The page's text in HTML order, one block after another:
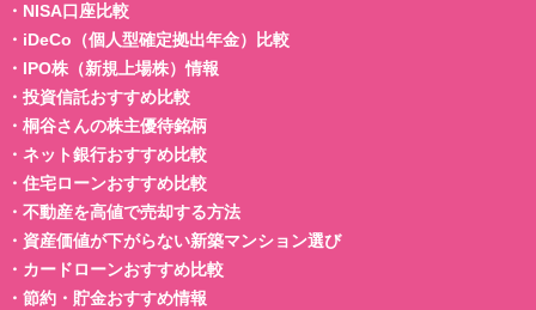
・ NISA口座比較
・ iDeCo（個人型確定拠出年金）比較
・ IPO株（新規上場株）情報
・ 投資信託おすすめ比較
・ 桐谷さんの株主優待銘柄
・ ネット銀行おすすめ比較
・ 住宅ローンおすすめ比較
・ 不動産を高値で売却する方法
・ 資産価値が下がらない新築マンション選び
・ カードローンおすすめ比較
・ 節約・貯金おすすめ情報